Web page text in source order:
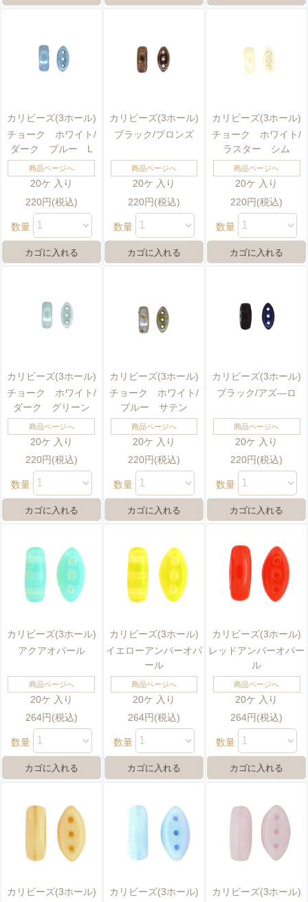
カリビーズ(3ホール)
チョーク ホワイト/
ダーク ブルー L
商品ページへ
20ケ 入り
220円(税込)
数量
カリビーズ(3ホール)
ブラック/ブロンズ
商品ページへ
20ケ 入り
220円(税込)
数量
カリビーズ(3ホール)
チョーク ホワイト/
ラスター シム
商品ページへ
20ケ 入り
220円(税込)
数量
カリビーズ(3ホール)
チョーク ホワイト/
ダーク グリーン
商品ページへ
20ケ 入り
220円(税込)
数量
カリビーズ(3ホール)
チョーク ホワイト/
ブルー サテン
商品ページへ
20ケ 入り
220円(税込)
数量
カリビーズ(3ホール)
ブラック/アズ―ロ
商品ページへ
20ケ 入り
220円(税込)
数量
カリビーズ(3ホール)
アクアオパール
商品ページへ
20ケ 入り
264円(税込)
数量
カリビーズ(3ホール)
イエローアンバーオパ
ール
商品ページへ
20ケ 入り
264円(税込)
数量
カリビーズ(3ホール)
レッドアンバーオパー
ル
商品ページへ
20ケ 入り
264円(税込)
数量
カリビーズ(3ホール)
カリビーズ(3ホール)
カリビーズ(3ホール)